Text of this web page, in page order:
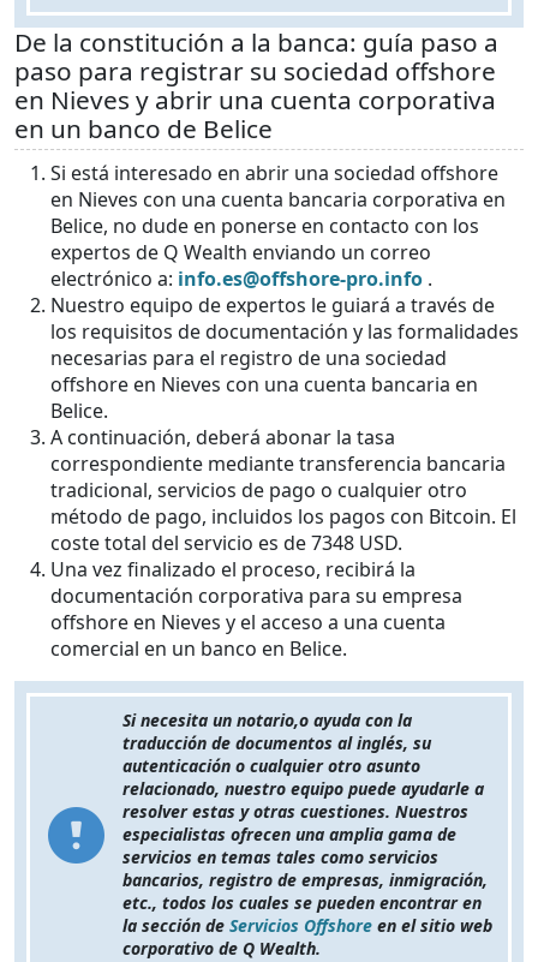
De la constitución a la banca: guía paso a
paso para registrar su sociedad offshore
en Nieves y abrir una cuenta corporativa
en un banco de Belice
Si está interesado en abrir una sociedad offshore
en Nieves con una cuenta bancaria corporativa en
Belice, no dude en ponerse en contacto con los
expertos de Q Wealth enviando un correo
electrónico a: info.es@offshore-pro.info .
Nuestro equipo de expertos le guiará a través de
los requisitos de documentación y las formalidades
necesarias para el registro de una sociedad
offshore en Nieves con una cuenta bancaria en
Belice.
A continuación, deberá abonar la tasa
correspondiente mediante transferencia bancaria
tradicional, servicios de pago o cualquier otro
método de pago, incluidos los pagos con Bitcoin. El
coste total del servicio es de 7348 USD.
Una vez finalizado el proceso, recibirá la
documentación corporativa para su empresa
offshore en Nieves y el acceso a una cuenta
comercial en un banco en Belice.
Si necesita un notario,o ayuda con la
traducción de documentos al inglés, su
autenticación o cualquier otro asunto
relacionado, nuestro equipo puede ayudarle a
resolver estas y otras cuestiones. Nuestros
especialistas ofrecen una amplia gama de
servicios en temas tales como servicios
bancarios, registro de empresas, inmigración,
etc., todos los cuales se pueden encontrar en
la sección de Servicios Offshore en el sitio web
corporativo de Q Wealth.